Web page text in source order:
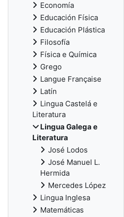
Economía
Educación Física
Educación Plástica
Filosofía
Física e Química
Grego
Langue Française
Latín
Lingua Castelá e
Literatura
Lingua Galega e
Literatura
José Lodos
José Manuel L.
Hermida
Mercedes López
Lingua Inglesa
Matemáticas